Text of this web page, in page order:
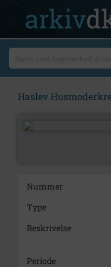
Haslev
Nummer
Type
Beskrivelse
Periode